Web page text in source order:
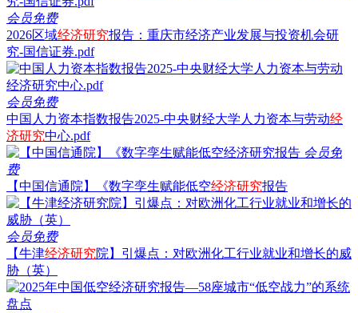
会员免费
2026区域经济研究报告：重庆市经济产业发展与投资机会研
究-国信证券.pdf
会员免费
中国人力资本指数报告2025-中央财经大学人力资本与劳动经
济研究中心.pdf
会员免
费
【中国信通院】《数字孪生赋能低空经济研究报告
会员免费
【牛津经济研究院】引爆点：对欧洲化工行业就业和增长的威
胁（英）